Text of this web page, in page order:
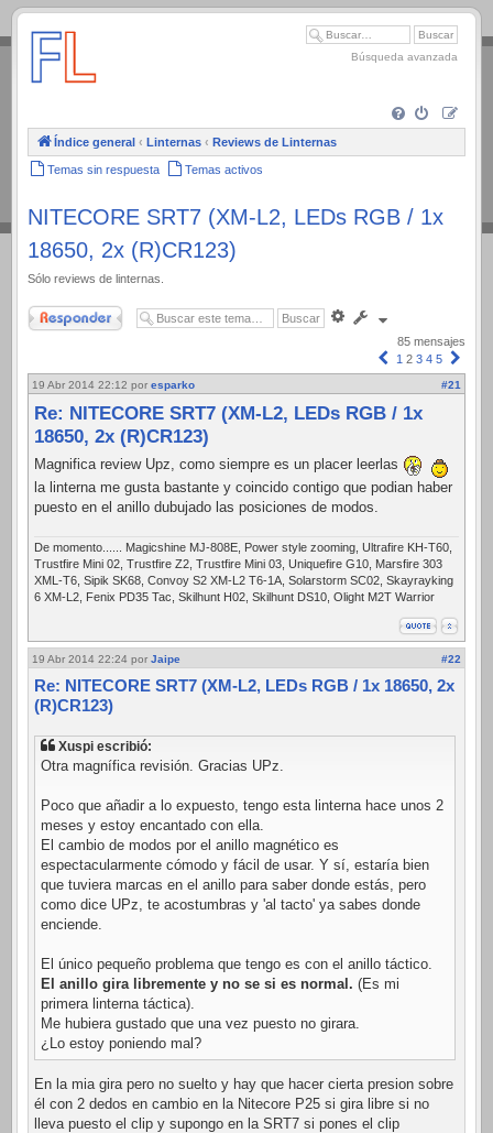
.
Búsqueda avanzada
Índice general ‹ Linternas ‹ Reviews de Linternas
Temas sin respuesta Temas activos
NITECORE SRT7 (XM-L2, LEDs RGB / 1x
18650, 2x (R)CR123)
Sólo reviews de linternas.
Responder
Búsqueda
85 mensajes
Anterior
1 2 3 4 5
19 Abr 2014 22:12 por esparko #21
Re: NITECORE SRT7 (XM-L2, LEDs RGB / 1x
18650, 2x (R)CR123)
Magnifica review Upz, como siempre es un placer leerlas
la linterna me gusta bastante y coincido contigo que podian haber
puesto en el anillo dubujado las posiciones de modos.
De momento...... Magicshine MJ-808E, Power style zooming, Ultrafire KH-T60,
Trustfire Mini 02, Trustfire Z2, Trustfire Mini 03, Uniquefire G10, Marsfire 303
XML-T6, Sipik SK68, Convoy S2 XM-L2 T6-1A, Solarstorm SC02, Skayrayking
6 XM-L2, Fenix PD35 Tac, Skilhunt H02, Skilhunt DS10, Olight M2T Warrior
19 Abr 2014 22:24 por Jaipe #22
Re: NITECORE SRT7 (XM-L2, LEDs RGB / 1x 18650, 2x
(R)CR123)
Xuspi escribió:
Otra magnífica revisión. Gracias UPz.
Poco que añadir a lo expuesto, tengo esta linterna hace unos 2
meses y estoy encantado con ella.
El cambio de modos por el anillo magnético es
espectacularmente cómodo y fácil de usar. Y sí, estaría bien
que tuviera marcas en el anillo para saber donde estás, pero
como dice UPz, te acostumbras y 'al tacto' ya sabes donde
enciende.
El único pequeño problema que tengo es con el anillo táctico.
El anillo gira libremente y no se si es normal. (Es mi
primera linterna táctica).
Me hubiera gustado que una vez puesto no girara.
¿Lo estoy poniendo mal?
En la mia gira pero no suelto y hay que hacer cierta presion sobre
él con 2 dedos en cambio en la Nitecore P25 si gira libre si no
lleva puesto el clip y supongo en la SRT7 si pones el clip